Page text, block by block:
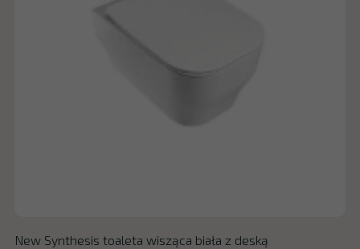
New Synthesis toaleta wisząca biała z deską